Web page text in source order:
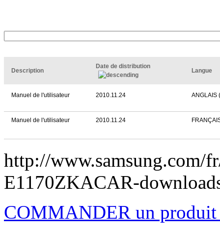
Description
Date de distribution
Langue
Manuel de l'utilisateur 2010.11.24 ANGLAIS
Manuel de l'utilisateur 2010.11.24
http://www.samsung.com/
E1170ZKACAR-
COMMANDER un